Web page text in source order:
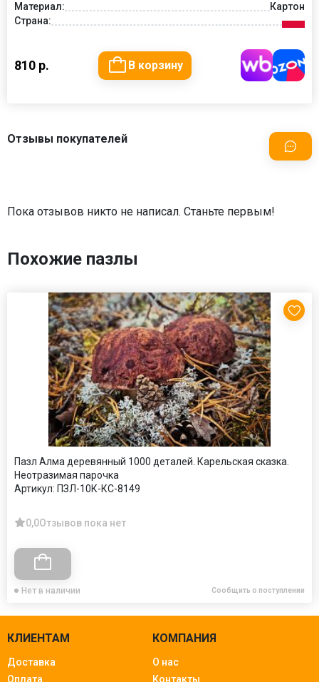
Материал:
Картон
Страна:
810 р. В корзину
Отзывы покупателей
Пока отзывов никто не написал. Станьте первым!
Похожие пазлы
Пазл Алма деревянный 1000 деталей. Карельская сказка.
Неотразимая парочка
Артикул: ПЗЛ-10К-КС-8149
0,0Отзывов пока нет
Нет в наличии Сообщить о поступлении
КЛИЕНТАМ
Доставка
Оплата
КОМПАНИЯ
О нас
Контакты